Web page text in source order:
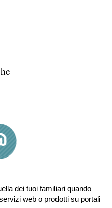
dei tuoi familiari quando
web o prodotti su portali